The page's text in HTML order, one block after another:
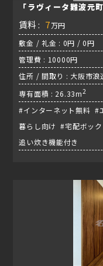
「ラヴィータ難波元
賃料 : 7万円
敷金 / 礼金 : 0円 / 0円
管理費 : 10000円
住所 / 間取り : 大阪市浪
専有面積 : 26.33m2
#インターネット無料 #
暮らし向け #宅配ボッ
追い炊き機能付き